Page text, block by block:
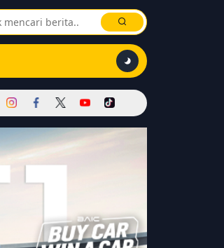
Skin Soul Reaper, Mode Khusus,